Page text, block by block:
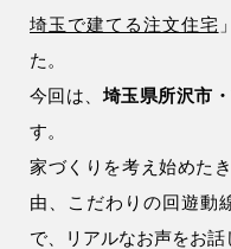
埼玉で建てる注文住宅
た。
今回は、埼玉県所沢市
す。
家づくりを考え始めた
由、こだわりの回遊動
で、リアルなお声をお話
会社情報
お知らせ
ブログ・家